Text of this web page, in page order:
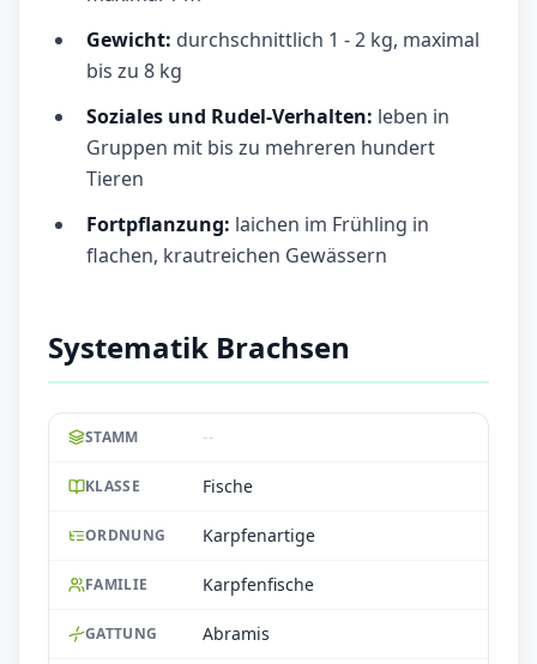
Gewicht: durchschnittlich 1 - 2 kg, maximal
bis zu 8 kg
Soziales und Rudel-Verhalten: leben in
Gruppen mit bis zu mehreren hundert
Tieren
Fortpflanzung: laichen im Frühling in
flachen, krautreichen Gewässern
Systematik Brachsen
STAMM --
KLASSE Fische
ORDNUNG Karpfenartige
FAMILIE Karpfenfische
GATTUNG Abramis